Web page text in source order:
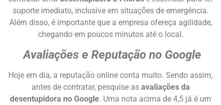
suporte imediato, inclusive em situações de emergência.
Além disso, é importante que a empresa ofereça agilidade,
chegando em poucos minutos até o local.
Avaliações e Reputação no Google
Hoje em dia, a reputação online conta muito. Sendo assim,
antes de contratar, pesquise as avaliações da
desentupidora no Google. Uma nota acima de 4,5 já é um